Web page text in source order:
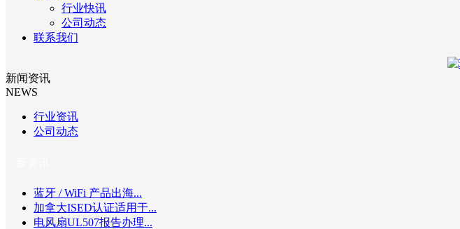
行业快讯
公司动态
联系我们
新闻资讯
NEWS
行业资讯
公司动态
蓝牙 / WiFi 产品出海...
加拿大ISED认证适用于...
电风扇UL507报告办理...